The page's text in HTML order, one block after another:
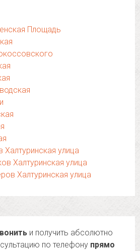
Площадь
Халтуринская улица
Халтуринская улица
Халтуринская улица
и получить абсолютно
по телефону прямо